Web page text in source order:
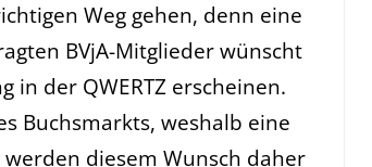
Weg gehen, denn eine
BVjA-Mitglieder wünscht
in der QWERTZ erscheinen.
Buchsmarkts, weshalb eine
diesem Wunsch daher